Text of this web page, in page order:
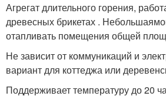
Агрегат длительного горения,
древесных брикетах .
отапливать помещения общей
Не зависит от коммуникаций и
вариант для коттеджа или
Поддерживает температуру до 20